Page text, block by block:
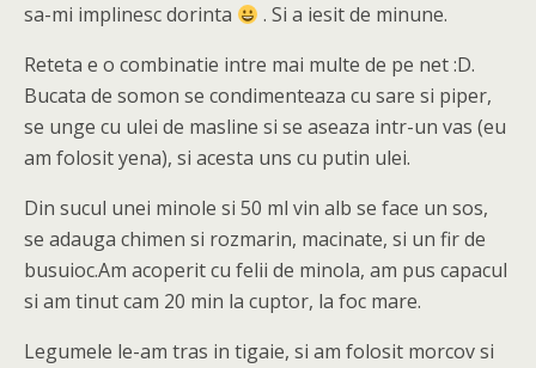
sa-mi implinesc dorinta
. Si a iesit de minune.
Reteta e o combinatie intre mai multe de pe net :D.
Bucata de somon se condimenteaza cu sare si piper,
se unge cu ulei de masline si se aseaza intr-un vas (eu
am folosit yena), si acesta uns cu putin ulei.
Din sucul unei minole si 50 ml vin alb se face un sos,
se adauga chimen si rozmarin, macinate, si un fir de
busuioc.Am acoperit cu felii de minola, am pus capacul
si am tinut cam 20 min la cuptor, la foc mare.
Legumele le-am tras in tigaie, si am folosit morcov si